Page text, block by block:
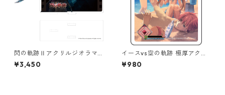
閃の軌跡Ⅱアクリルジオラマ
（CallMyName蒼）
¥3,450
イースvs空の軌跡 極厚アクリ
ルキーチェーン
¥980